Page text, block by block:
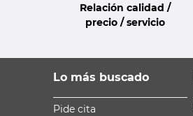
Relación calidad /
precio / servicio
Lo más buscado
Pide cita